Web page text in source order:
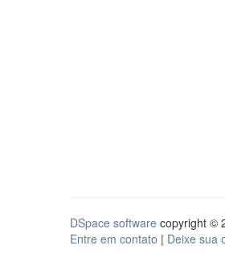
DSpace software copyright ©
Entre em contato | Deixe sua